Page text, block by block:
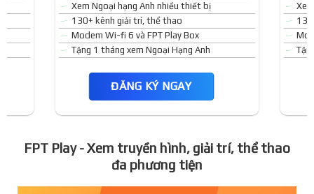
Xem Ngoại hạng Anh nhiều thiết bị
130+ kênh giải trí, thể thao
Modem Wi-fi 6 và FPT Play Box
Tặng 1 tháng xem Ngoại Hạng Anh
ĐĂNG KÝ NGAY
FPT Play - Xem truyền hình, giải trí, thể thao
đa phương tiện